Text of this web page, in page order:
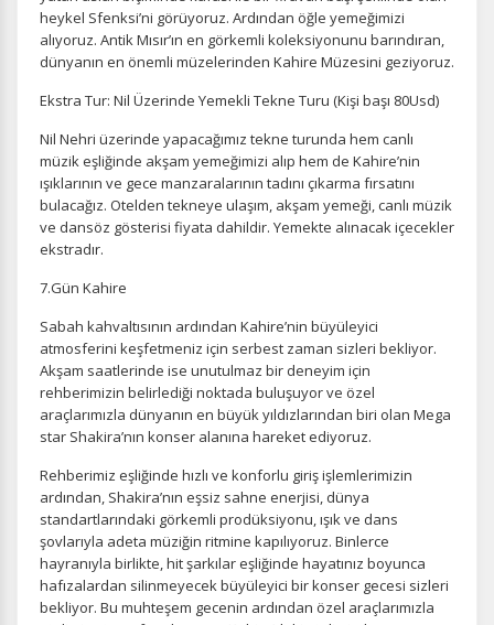
gereklidir. Bu çerezler olmadan site düzgün çalışmaz ve
devre dışı bırakılamaz.
İstatistik Çerezleri
Ziyaretçilerin siteyi nasıl kullandığını anonim olarak
ölçeriz. Hangi sayfaların popüler olduğunu ve
kullanıcıların nerede zorluk yaşadığını anlamamıza
yardımcı olur.
Pazarlama Çerezleri
Size ve ilgi alanlarınıza uygun reklamlar göstermek için
kullanılır. Kapatırsanız reklamları görmeye devam
edersiniz, ancak daha az alakalı olabilirler.
Tercihleri Kaydet
heykel Sfenksi’ni görüyoruz. Ardından öğle yemeğimizi
alıyoruz. Antik Mısır’ın en görkemli koleksiyonunu barındıran,
dünyanın en önemli müzelerinden Kahire Müzesini geziyoruz.
Ekstra Tur: Nil Üzerinde Yemekli Tekne Turu (Kişi başı 80Usd)
Nil Nehri üzerinde yapacağımız tekne turunda hem canlı
müzik eşliğinde akşam yemeğimizi alıp hem de Kahire’nin
ışıklarının ve gece manzaralarının tadını çıkarma fırsatını
bulacağız. Otelden tekneye ulaşım, akşam yemeği, canlı müzik
ve dansöz gösterisi fiyata dahildir. Yemekte alınacak içecekler
ekstradır.
7.Gün Kahire
Sabah kahvaltısının ardından Kahire’nin büyüleyici
atmosferini keşfetmeniz için serbest zaman sizleri bekliyor.
Akşam saatlerinde ise unutulmaz bir deneyim için
rehberimizin belirlediği noktada buluşuyor ve özel
araçlarımızla dünyanın en büyük yıldızlarından biri olan Mega
star Shakira’nın konser alanına hareket ediyoruz.
Rehberimiz eşliğinde hızlı ve konforlu giriş işlemlerimizin
ardından, Shakira’nın eşsiz sahne enerjisi, dünya
standartlarındaki görkemli prodüksiyonu, ışık ve dans
şovlarıyla adeta müziğin ritmine kapılıyoruz. Binlerce
hayranıyla birlikte, hit şarkılar eşliğinde hayatınız boyunca
hafızalardan silinmeyecek büyüleyici bir konser gecesi sizleri
bekliyor. Bu muhteşem gecenin ardından özel araçlarımızla